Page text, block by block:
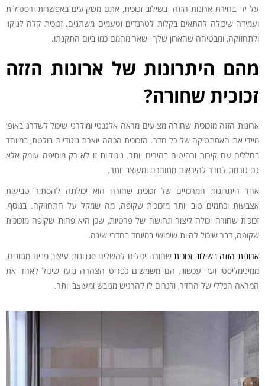
על ידי בחירת ארונות הזזה בשילוב זכוכית, אתם משקיעים באפשרות ורסטילית
ועמידה שיכולה להתאים בקלות לטרנדים וטעמים משתנים. זכוכית קלה לניקוי
ולתחזוקה, ומבטיחה שהארון שלך יישאר מהמם כמו ביום התקנתו.
מהם היתרונות של ארונות הזזה
זכוכית שחורה?
ארונות הזזה מזכוכית שחורה מציעים מראה אלגנטי ומודרני שיכול לשדרג באופן
מיידי את האסתטיקה של כל חדר. הזכוכית הכהה יוצרת ניגודיות בולטת, במיוחד
בחללים עם קירות ורהיטים בהירים יותר. ניגודיות זו לא רק מוסיפה עומק אלא
גם גורמת לחדר להיראות מתוחכם ומעוצב יותר.
אחד היתרונות המרכזיים של זכוכית שחורה הוא יכולתה להסתיר טביעות
אצבעות וכתמים טוב יותר מזכוכית שקופה, מה שמקל על התחזוקה. בנוסף,
זכוכית שחורה יכולה ליצור תחושה של פרטיות, שכן היא פחות שקופה מזכוכית
שקופה, דבר שיכול להיות שימושי במיוחד בחדרי שינה.
ארונות הזזה בשילוב זכוכיתשחורה יכולים להשלים סגנונות עיצוב פנים מגוונים,
ממינימליסטי ועד עכשווי. הם משמשים כפריט הצהרה נועז שיכול לאחד את
המראה הכללי של החדר, ולגרום לו להרגיש מגובש ומעוצב יותר.